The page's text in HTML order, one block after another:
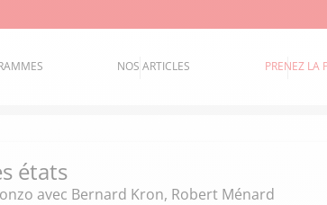
NOS ARTICLES PRENEZ LA
états
avec Bernard Kron, Robert Ménard